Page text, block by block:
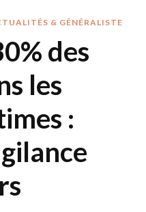
& GÉNÉRALISTE
des
les
: